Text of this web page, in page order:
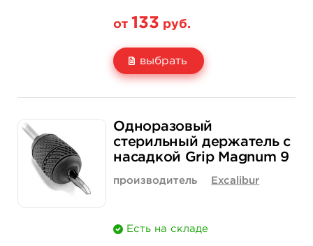
от 133 руб.
выбрать
Цена
Количество купить нет на складе
Одноразовый
стерильный держатель с
насадкой Grip Magnum 9
производитель Excalibur
Есть на складе